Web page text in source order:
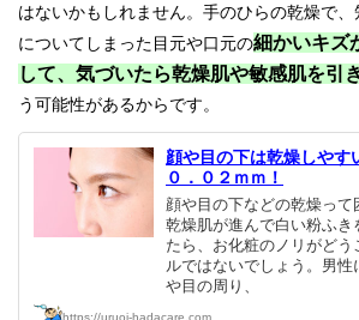
はないかもしれません。手のひらの乾燥で
についてしまった目元や口元の細かいキズ
して、気づいたら乾燥肌や敏感肌を引
う可能性があるからです。
顔や目の下は乾燥しやす
０．０２ｍｍ！
顔や目の下などの乾燥って
乾燥肌が進んで白い粉ふき
たら、お化粧のノリがど
ルではないでしょう。男
や目の周り、
https://uruoi-hadacare.com